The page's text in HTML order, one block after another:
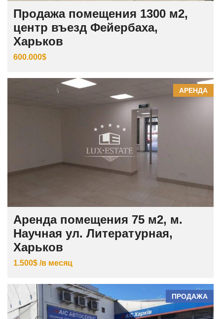
Продажа помещения 1300 м2,
центр въезд Фейербаха,
Харьков
600.000$
АРЕНДА
Аренда помещения 75 м2, м.
Научная ул. Литературная,
Харьков
1.500$ /в месяц
ПРОДАЖА